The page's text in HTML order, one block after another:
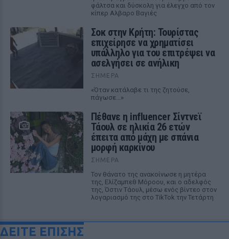
φάλτσα και δύσκολη για έλεγχο από τον
κίπερ Αλβαρο Βαγιές
Σοκ στην Κρήτη: Τουρίστας
επιχείρησε να χρηματίσει
υπάλληλο για του επιτρέψει να
ασελγήσει σε ανήλικη
ΣΉΜΕΡΑ
«Όταν κατάλαβε τι της ζητούσε,
πάγωσε...»
Πέθανε η influencer Σίντνεϊ
Τάουλ σε ηλικία 26 ετών
έπειτα από μάχη με σπάνια
μορφή καρκίνου
ΣΉΜΕΡΑ
Τον θάνατο της ανακοίνωσε η μητέρα
της, Ελίζαμπεθ Μόροου, και ο αδελφός
της, Όστιν Τάουλ, μέσω ενός βίντεο στον
λογαριασμό της στο TikTok την Τετάρτη
ΔΕΙΤΕ ΕΠΙΣΗΣ